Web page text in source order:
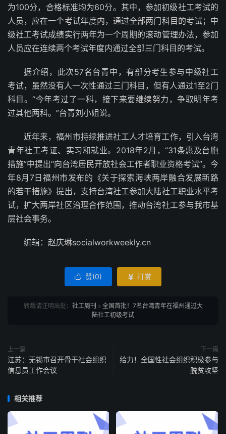
为100分，合格标准均为60分。其中，参加初级社工考试的
人员，应在一个考试年度内，通过全部两门科目的考试；中
级社工考试成绩实行两年为一个周期的滚动管理办法，参加
人员应在连续两个考试年度内通过全部三门科目的考试。
据介绍，此次57名台青中，有部分考生参与中级社工
考试，虽然没有人一次性通过三门科目，但有人通过1至2门
科目。“今年考过了一科，接下来要继续努力，争取明年考
过其他两科。”台青刘小姐说。
近年来，福州市持续推进社工人才培育工作，引入台湾
青年社工考证、实习和就业。2018年2月，“31条惠及台胞
措施”中提出“向台湾居民开放社会工作者职业资格考试”。今
年8月7日福州市发布的《关于探索海峡两岸融合发展新路
的若干措施》提出，支持台湾社工参加大陆社工职业水平考
试，扩大两岸社区治理合作范围，推动台湾社工参与我市基
层社会事务。
编辑：赵庆琳socialworkweekly.cn
 赞(0)  打赏
转载请注明出处： 社工周刊 » 全国首批！7名台湾青年在福州通过大
陆社工初级考试
上一篇
江苏：无锡市召开骨干社会组织
信息员工作会议
下一篇
给力！全国性社会组织积极参与
脱贫攻坚
相关推荐